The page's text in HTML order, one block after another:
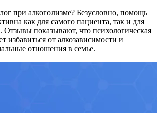
при алкоголизме? Безусловно, помощь
как для самого пациента, так и для
Отзывы показывают, что психологическая
избавиться от алкозависимости и
отношения в семье.